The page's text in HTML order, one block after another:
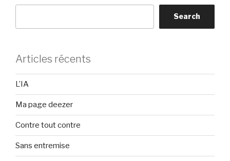
Search
Articles récents
L’IA
Ma page deezer
Contre tout contre
Sans entremise